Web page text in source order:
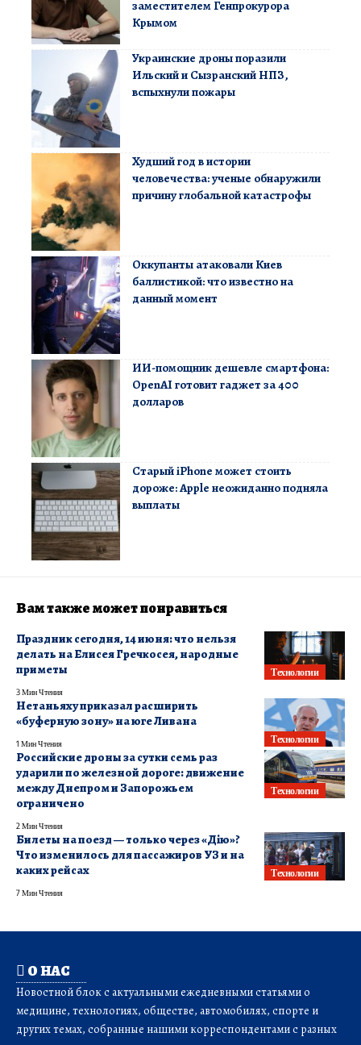
заместителем Генпрокурора
Крымом
Украинские дроны поразили
Ильский и Сызранский НПЗ,
вспыхнули пожары
Худший год в истории
человечества: ученые обнаружили
причину глобальной катастрофы
Оккупанты атаковали Киев
баллистикой: что известно на
данный момент
ИИ-помощник дешевле смартфона:
OpenAI готовит гаджет за 400
долларов
Старый iPhone может стоить
дороже: Apple неожиданно подняла
выплаты
Вам также может понравиться
Технологии
Праздник сегодня, 14 июня: что нельзя
делать на Елисея Гречкосея, народные
приметы
3 Мин Чтения
Технологии
Нетаньяху приказал расширить
«буферную зону» на юге Ливана
1 Мин Чтения
Технологии
Российские дроны за сутки семь раз
ударили по железной дороге: движение
между Днепром и Запорожьем
ограничено
2 Мин Чтения
Технологии
Билеты на поезд — только через «Дію»?
Что изменилось для пассажиров УЗ и на
каких рейсах
7 Мин Чтения
О НАС
Новостной блок с актуальными ежедневными статьями о
медицине, технологиях, обществе, автомобилях, спорте и
других темах, собранные нашими корреспондентами с разных